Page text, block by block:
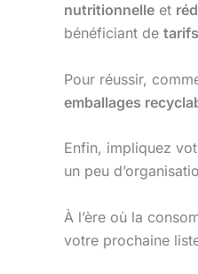
nutritionnelle et
bénéficiant de
Pour réussir,
emballages
Enfin, impliquez
un peu
À l’ère où la
votre prochaine